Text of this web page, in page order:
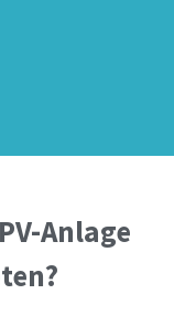
Anlage